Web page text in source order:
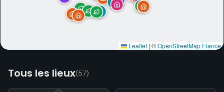
Leaflet | ©OpenStreetMap France
Tous les lieux(57)